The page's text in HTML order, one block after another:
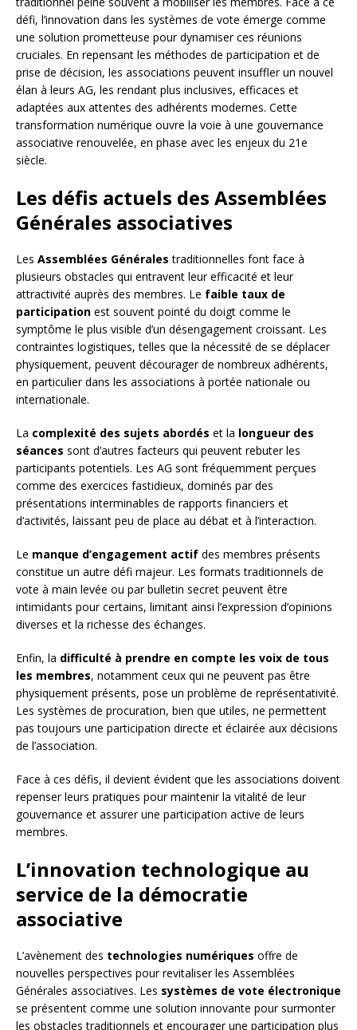
défi, l’innovation dans les systèmes de vote émerge comme
une solution prometteuse pour dynamiser ces réunions
cruciales. En repensant les méthodes de participation et de
prise de décision, les associations peuvent insuffler un nouvel
élan à leurs AG, les rendant plus inclusives, efficaces et
adaptées aux attentes des adhérents modernes. Cette
transformation numérique ouvre la voie à une gouvernance
associative renouvelée, en phase avec les enjeux du 21e
siècle.
Les défis actuels des Assemblées
Générales associatives
Les Assemblées Générales traditionnelles font face à
plusieurs obstacles qui entravent leur efficacité et leur
attractivité auprès des membres. Le faible taux de
participation est souvent pointé du doigt comme le
symptôme le plus visible d’un désengagement croissant. Les
contraintes logistiques, telles que la nécessité de se déplacer
physiquement, peuvent décourager de nombreux adhérents,
en particulier dans les associations à portée nationale ou
internationale.
La complexité des sujets abordés et la longueur des
séances sont d’autres facteurs qui peuvent rebuter les
participants potentiels. Les AG sont fréquemment perçues
comme des exercices fastidieux, dominés par des
présentations interminables de rapports financiers et
d’activités, laissant peu de place au débat et à l’interaction.
Le manque d’engagement actif des membres présents
constitue un autre défi majeur. Les formats traditionnels de
vote à main levée ou par bulletin secret peuvent être
intimidants pour certains, limitant ainsi l’expression d’opinions
diverses et la richesse des échanges.
Enfin, la difficulté à prendre en compte les voix de tous
les membres, notamment ceux qui ne peuvent pas être
physiquement présents, pose un problème de représentativité.
Les systèmes de procuration, bien que utiles, ne permettent
pas toujours une participation directe et éclairée aux décisions
de l’association.
Face à ces défis, il devient évident que les associations doivent
repenser leurs pratiques pour maintenir la vitalité de leur
gouvernance et assurer une participation active de leurs
membres.
L’innovation technologique au
service de la démocratie
associative
L’avènement des technologies numériques offre de
nouvelles perspectives pour revitaliser les Assemblées
Générales associatives. Les systèmes de vote électronique
se présentent comme une solution innovante pour surmonter
les obstacles traditionnels et encourager une participation plus